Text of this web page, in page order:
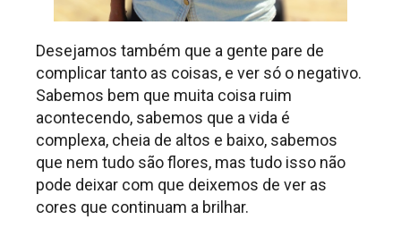
Desejamos também que a gente pare de
complicar tanto as coisas, e ver só o negativo.
Sabemos bem que muita coisa ruim
acontecendo, sabemos que a vida é
complexa, cheia de altos e baixo, sabemos
que nem tudo são flores, mas tudo isso não
pode deixar com que deixemos de ver as
cores que continuam a brilhar.